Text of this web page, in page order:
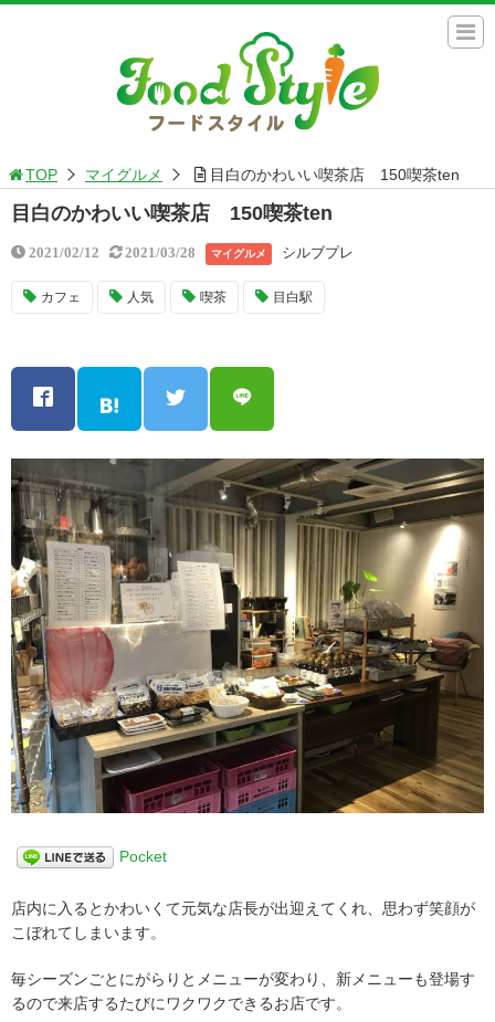
TOP マイグルメ 目白のかわいい喫茶店 150喫茶ten
目白のかわいい喫茶店 150喫茶ten
2021/02/12 2021/03/28 マイグルメ シルブプレ
カフェ 人気 喫茶 目白駅
Pocket
店内に入るとかわいくて元気な店長が出迎えてくれ、 思わず笑顔が
こぼれてしまいます。
毎シーズンごとにがらりとメニューが変わり、新メニューも登場す
るので来店するたびにワクワクできるお店です。